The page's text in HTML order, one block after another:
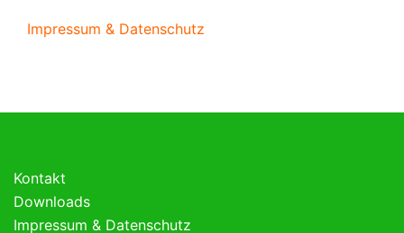
Impressum & Datenschutz
Kontakt
Downloads
Impressum & Datenschutz